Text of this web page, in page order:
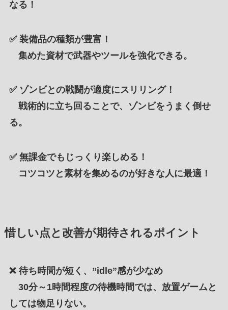
なる！
✅ 装備品の種類が豊富！
集めた資材で武器やツールを強化できる。
✅ ゾンビとの戦闘が適度にスリリング！
戦術的に立ち回ることで、ゾンビをうまく倒せ
る。
✅ 無課金でもじっくり楽しめる！
コツコツと素材を集めるのが好きな人に最適！
惜しい点と改善が期待されるポイント
❌ 待ち時間が短く、”idle”感が少なめ
30分～1時間程度の待機時間では、放置ゲームと
しては物足りない。